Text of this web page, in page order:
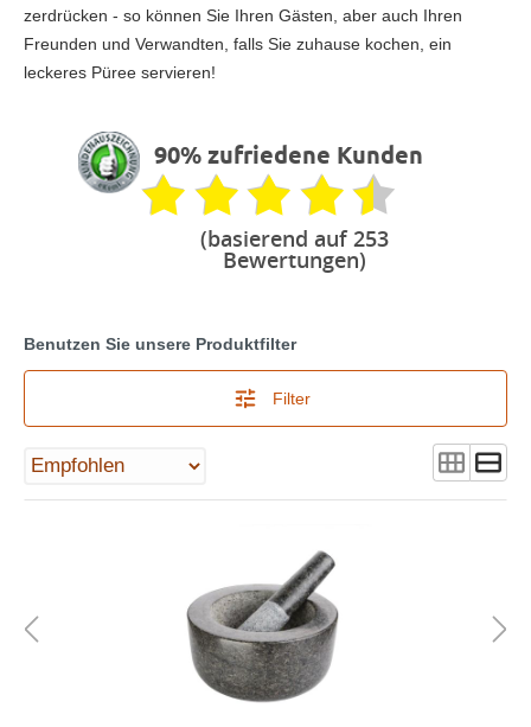
zerdrücken - so können Sie Ihren Gästen, aber auch Ihren
Freunden und Verwandten, falls Sie zuhause kochen, ein
leckeres Püree servieren!
90% zufriedene Kunden
(basierend auf 253
Bewertungen)
Benutzen Sie unsere Produktfilter
Filter